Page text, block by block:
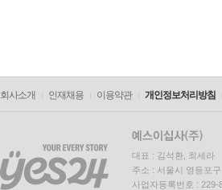
회사소개 인재채용 이용약관 개인정보처리방침
대표 : 김석환, 최세라
주소 : 서울시 영등포
사업자등록번호 :